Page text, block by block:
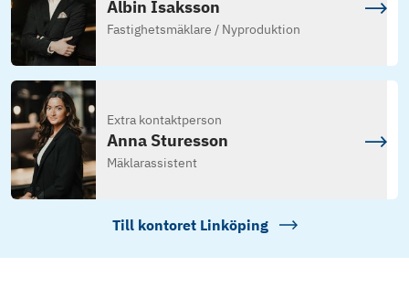
Albin Isaksson
Fastighetsmäklare / Nyproduktion
Extra kontaktperson
Anna Sturesson
Mäklarassistent
Till kontoret Linköping